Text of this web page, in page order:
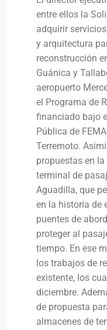
entre ellos la
adquirir
y arquitectura
reconstrucción
Guánica y
aeropuerto
el Programa de
financiado bajo
Pública de
Terremoto.
propuestas en
terminal de
Aguadilla, que
en la historia de
puentes de
proteger al
tiempo. En ese
los trabajos de
existente, los
diciembre.
de propuesta
almacenes de